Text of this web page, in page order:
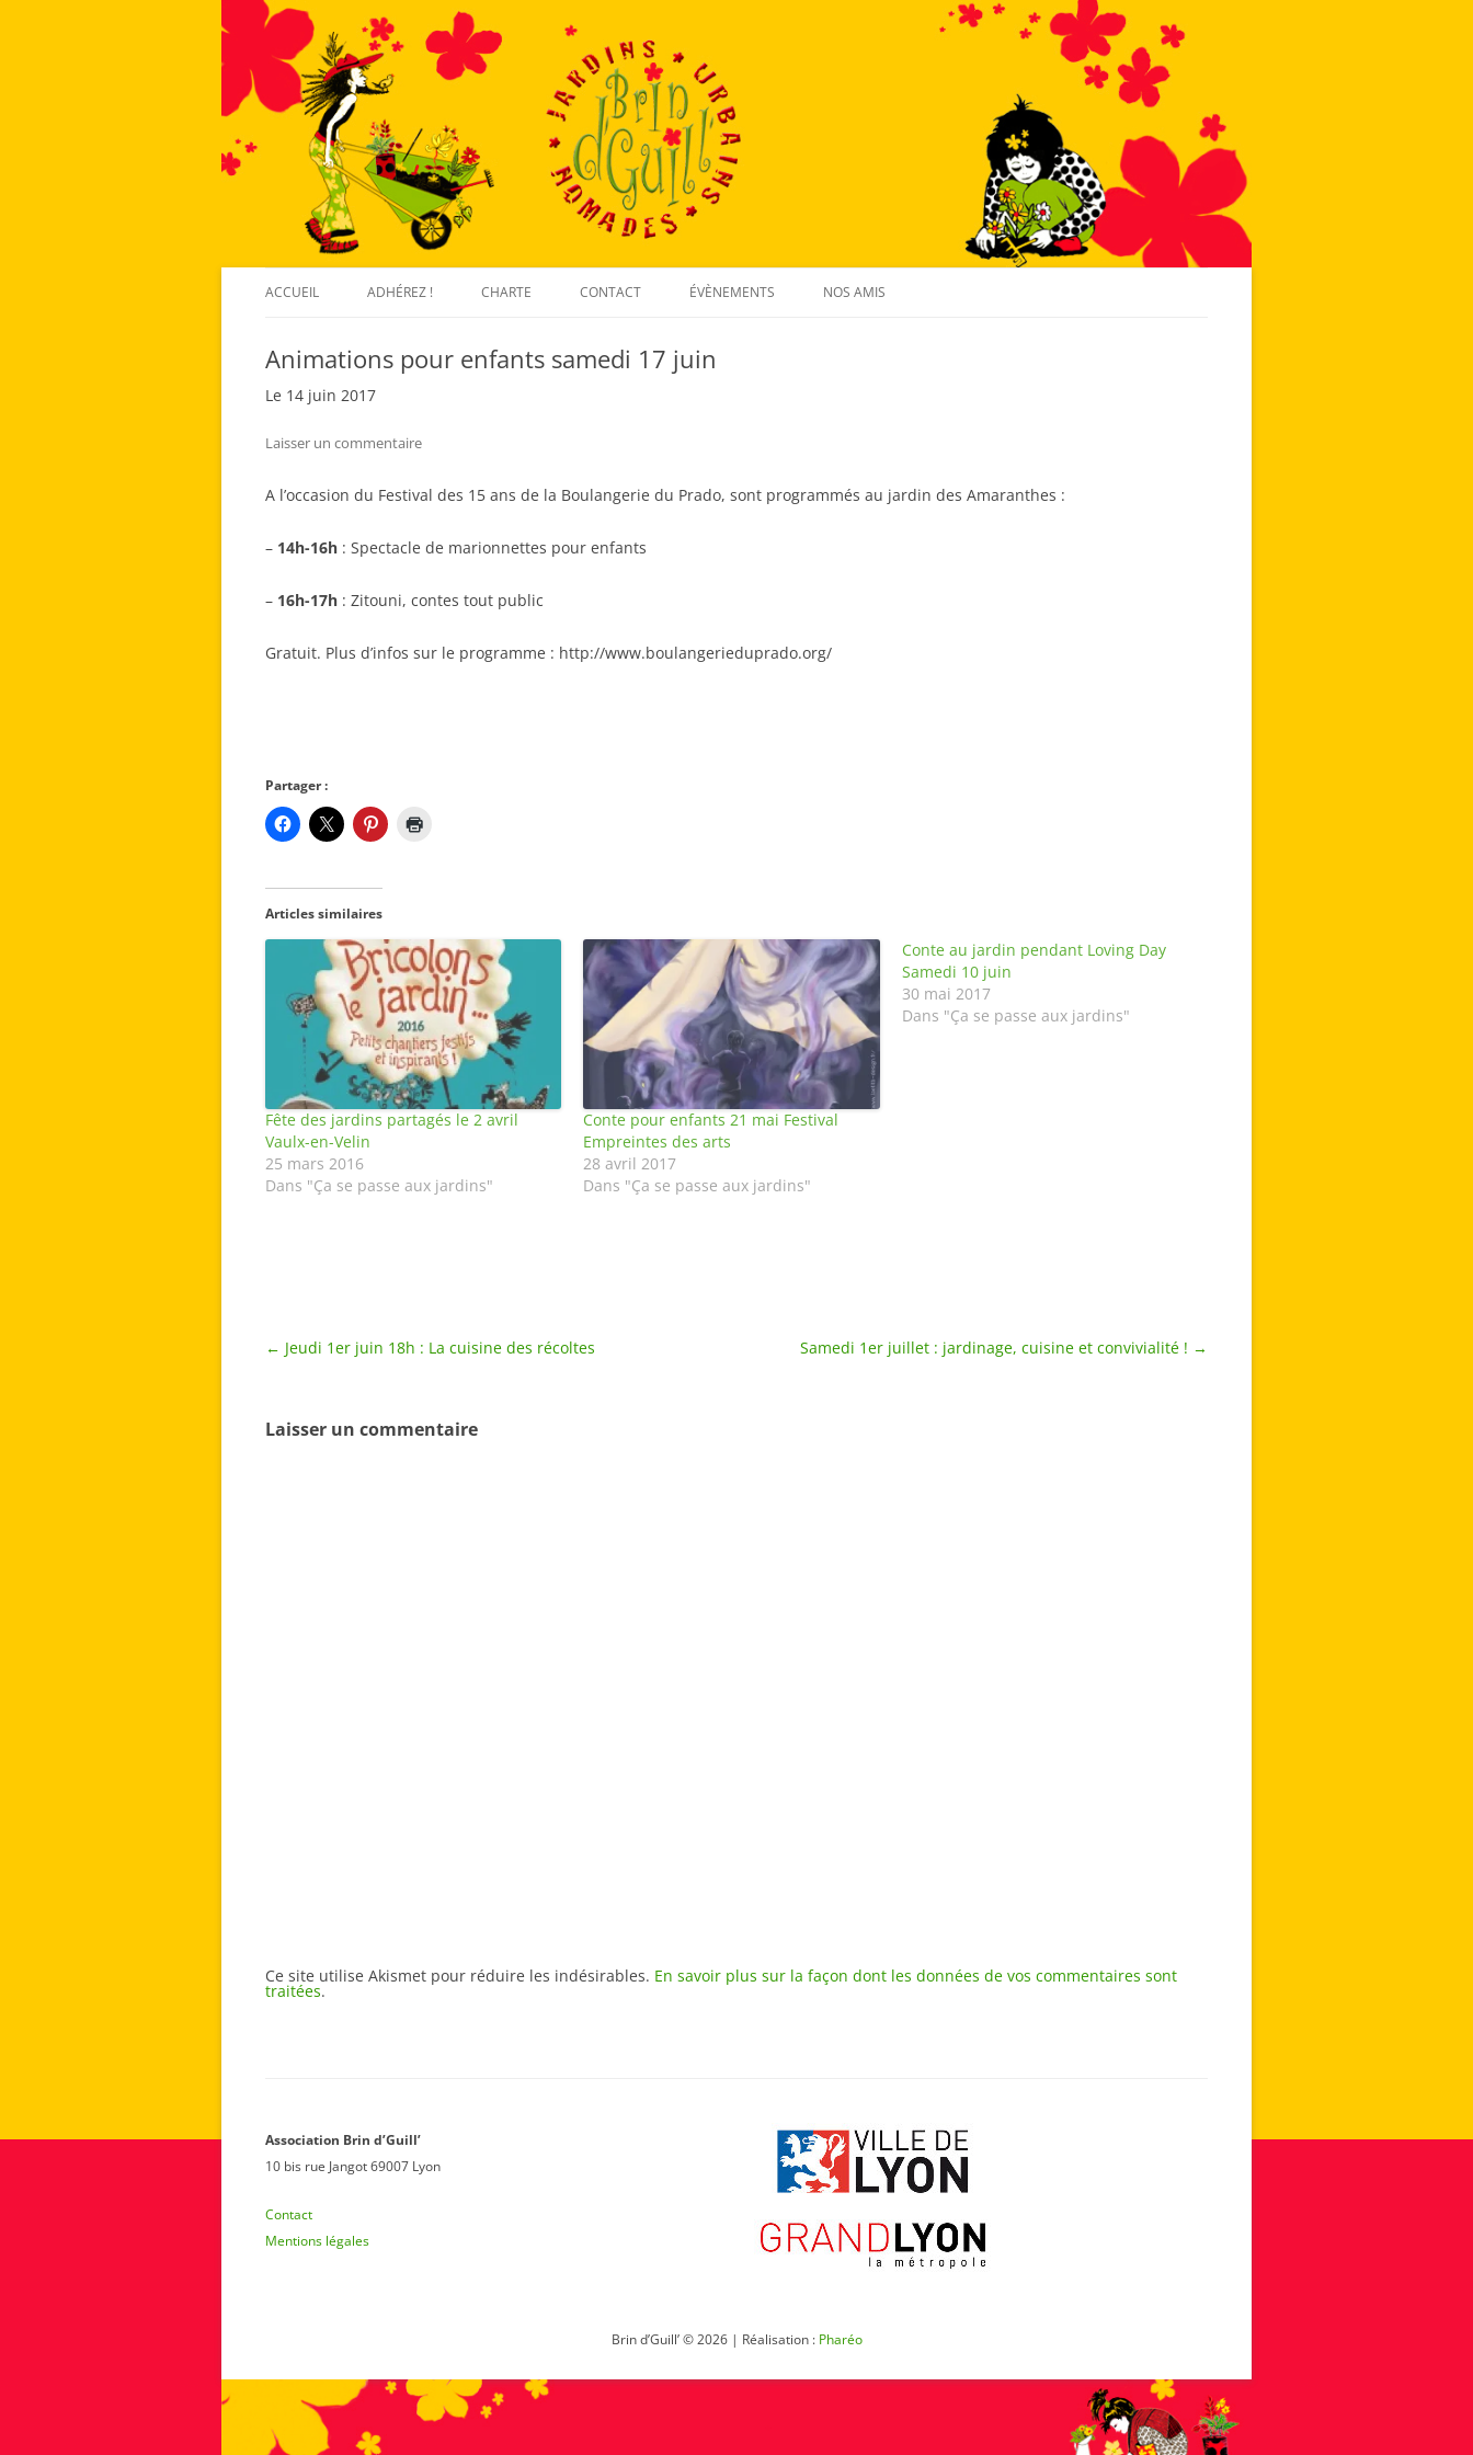
Aller
au
ACCUEIL ADHÉREZ ! CHARTE CONTACT ÉVÈNEMENTS NOS AMIS
Animations pour enfants samedi 17 juin
Le 14 juin 2017
Laisser un commentaire
A l’occasion du Festival des 15 ans de la Boulangerie du Prado, sont programmés au jardin des Amaranthes :
– 14h-16h : Spectacle de marionnettes pour enfants
– 16h-17h : Zitouni, contes tout public
Gratuit. Plus d’infos sur le programme : http://www.boulangerieduprado.org/
Partager :
Articles similaires
Fête des jardins partagés le 2 avril
Vaulx-en-Velin
25 mars 2016
Dans "Ça se passe aux jardins"
Conte pour enfants 21 mai Festival
Empreintes des arts
28 avril 2017
Dans "Ça se passe aux jardins"
Conte au jardin pendant Loving Day
Samedi 10 juin
30 mai 2017
Dans "Ça se passe aux jardins"
Navigation
← Jeudi 1er juin 18h : La cuisine des récoltes Samedi 1er juillet : jardinage, cuisine et convivialité ! →
Laisser un commentaire
Ce site utilise Akismet pour réduire les indésirables. En savoir plus sur la façon dont les données de vos commentaires sont
traitées.
Association Brin d’Guill’
10 bis rue Jangot 69007 Lyon
Contact
Mentions légales
Brin d’Guill’ © 2026 | Réalisation : Pharéo